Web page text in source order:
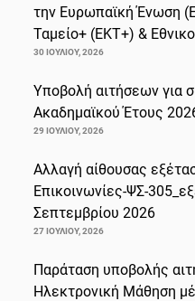
την Ευρωπαϊκή Ένωση
Ταμείο+ (ΕΚΤ+) &
30 ΙΟΥΛΊΟΥ, 2026
Υποβολή αιτήσεων για
Ακαδημαϊκού Έτους
29 ΙΟΥΛΊΟΥ, 2026
Αλλαγή αίθουσας
Επικοινωνίες-ΨΣ-
Σεπτεμβρίου 2026
27 ΙΟΥΛΊΟΥ, 2026
Παράταση υποβολής
Ηλεκτρονική Μάθηση